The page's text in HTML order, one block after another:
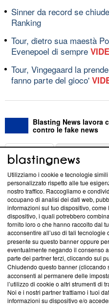
Sinner da record se
Ranking
Tour, dietro sua maestà
Evenepoel di sempre
Tour, Vingegaard la
fanno parte del gioco'
Blasting News lavora
contro le fake news
ABOUT
Questa sezione offre
News, sui nostri processi
creare news di qualità. Inoltre,
‘Trust Project - News with
ancora membro del
parte; Trust Project non ha
conformità agli standard.
Su di noi
Team editoriale
Corporate
Utilizziamo i cookie e tecnologie
personalizzato rispetto alle tue
nostro traffico. Raccogliamo e
occupano di analisi dei dati web,
informazioni sul tuo dispositivo, come
dispositivo, i quali potrebbero
fornito loro o che hanno raccolto dal
acconsentire all’uso di tali tecnologie
presente su questo banner oppure
eventualmente negando il consenso
parte dei partner terzi, cliccando sul
Chiudendo questo banner (cliccando
acconsenti al permanere delle
l’utilizzo di cookie o altri strumenti di
Noi e i nostri partner trattiamo i tuoi
informazioni su dispositivo e/o